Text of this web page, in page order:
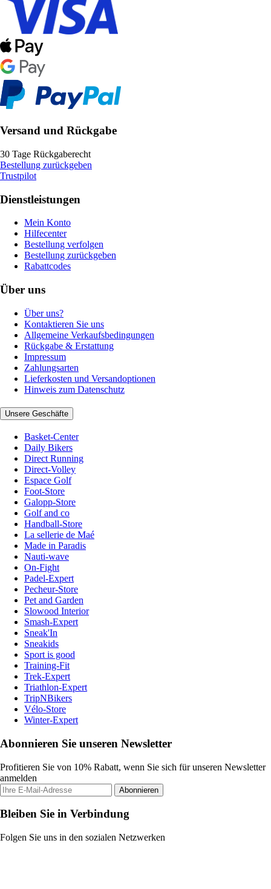
Versand und Rückgabe
30 Tage Rückgaberecht
Bestellung zurückgeben
Trustpilot
Dienstleistungen
Mein Konto
Hilfecenter
Bestellung verfolgen
Bestellung zurückgeben
Rabattcodes
Über uns
Über uns?
Kontaktieren Sie uns
Allgemeine Verkaufsbedingungen
Rückgabe & Erstattung
Impressum
Zahlungsarten
Lieferkosten und Versandoptionen
Hinweis zum Datenschutz
Unsere Geschäfte
Basket-Center
Daily Bikers
Direct Running
Direct-Volley
Espace Golf
Foot-Store
Galopp-Store
Golf and co
Handball-Store
La sellerie de Maé
Made in Paradis
Nauti-wave
On-Fight
Padel-Expert
Pecheur-Store
Pet and Garden
Slowood Interior
Smash-Expert
Sneak'In
Sneakids
Sport is good
Training-Fit
Trek-Expert
Triathlon-Expert
TripNBikers
Vélo-Store
Winter-Expert
Abonnieren Sie unseren Newsletter
Profitieren Sie von 10% Rabatt, wenn Sie sich für unseren Newsletter
anmelden
Abonnieren
Bleiben Sie in Verbindung
Folgen Sie uns in den sozialen Netzwerken